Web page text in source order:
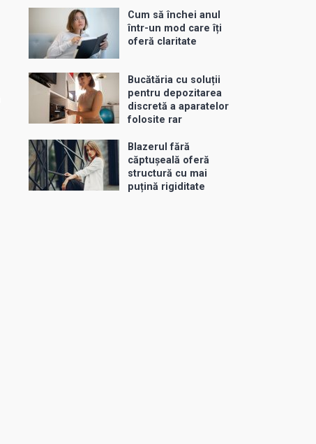
Cum să închei anul
într-un mod care îți
oferă claritate
Bucătăria cu soluții
pentru depozitarea
discretă a aparatelor
folosite rar
Blazerul fără
căptușeală oferă
structură cu mai
puțină rigiditate